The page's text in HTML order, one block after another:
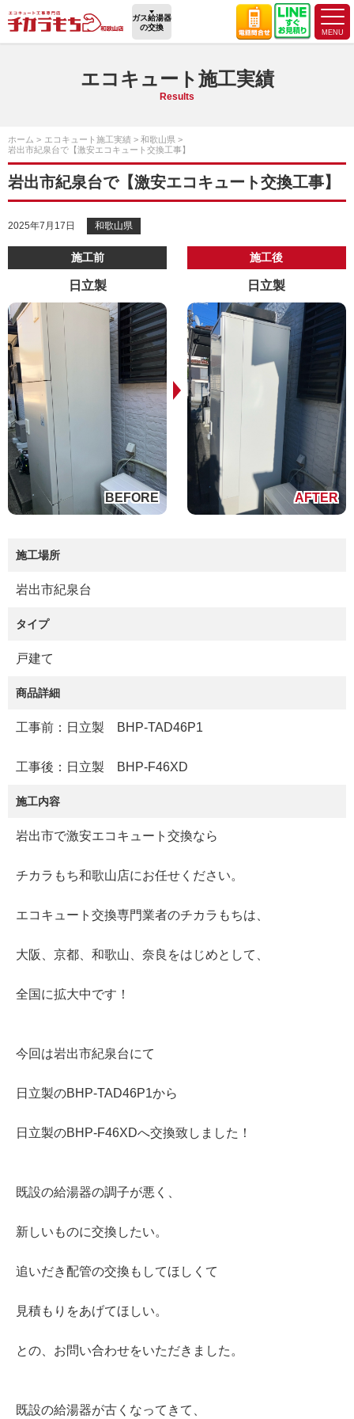
ガス給湯器
の交換
エコキュート施工実績
Results
ホーム エコキュート施工実績
和歌山県
岩出市紀泉台で【激安エコキュート交換工事】
岩出市紀泉台で【激安エコキュート交換工事】
2025年7月17日 和歌山県
施工前
日立製
施工後
日立製
施工場所
岩出市紀泉台
タイプ
戸建て
商品詳細
工事前：日立製 BHP-TAD46P1
工事後：日立製 BHP-F46XD
施工内容
岩出市で激安エコキュート交換なら
チカラもち和歌山店にお任せください。
エコキュート交換専門業者のチカラもちは、
大阪、京都、和歌山、奈良をはじめとして、
全国に拡大中です！
今回は岩出市紀泉台にて
日立製のBHP-TAD46P1から
日立製のBHP-F46XDへ交換致しました！
既設の給湯器の調子が悪く、
新しいものに交換したい。
追いだき配管の交換もしてほしくて
見積もりをあげてほしい。
との、お問い合わせをいただきました。
既設の給湯器が古くなってきて、